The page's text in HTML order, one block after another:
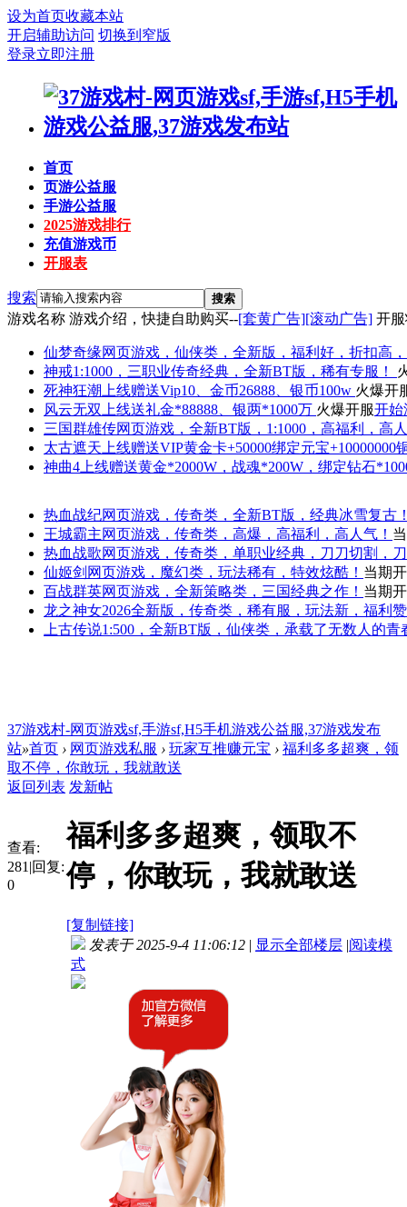
设为首页收藏本站
开启辅助访问 切换到窄版
登录立即注册
首页
页游公益服
手游公益服
2025游戏排行
充值游戏币
开服表
搜索 搜索
游戏名称 游戏介绍，快捷自助购买--[套黄广告][滚动广告] 开
仙梦奇缘网页游戏，仙侠类，全新版，福利好，折扣高
神戒1:1000，三职业传奇经典，全新BT版，稀有专服！
死神狂潮 上线赠送Vip10、金币26888、银币100w 火爆开
风云无双 上线送礼金*88888、银两*1000万 火爆开服开始
三国群雄传网页游戏，全新BT版，1:1000，高福利，高
太古遮天 上线赠送VIP黄金卡+50000绑定元宝+10000000
神曲4 上线赠送黄金*2000W，战魂*200W，绑定钻石
热血战纪网页游戏，传奇类，全新BT版，经典冰雪复古
王城霸主网页游戏，传奇类，高爆，高福利，高人气！
热血战歌网页游戏，传奇类，单职业经典，刀刀切割，
仙姬剑 网页游戏，魔幻类，玩法稀有，特效炫酷！ 当期
百战群英网页游戏，全新策略类，三国经典之作！ 当期
龙之神女2026全新版，传奇类，稀有服，玩法新，福利
上古传说1:500，全新BT版，仙侠类，承载了无数人的青
37游戏村-网页游戏sf,手游sf,H5手机游戏公益服,37游戏发布
站»首页 › 网页游戏私服 › 玩家互推赚元宝 › 福利多多超爽，领
取不停，你敢玩，我就敢送
返回列表 发新帖
查看:
281 |回复:
0
福利多多超爽，领取不
停，你敢玩，我就敢送
[复制链接]
发表于 2025-9-4 11:06:12 | 显示全部楼层 |阅读模
式